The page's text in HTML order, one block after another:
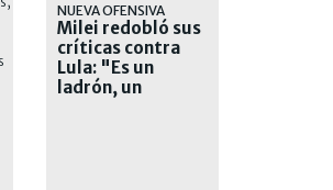
NUEVA OFENSIVA
Milei redobló sus
críticas contra
Lula: "Es un
ladrón, un